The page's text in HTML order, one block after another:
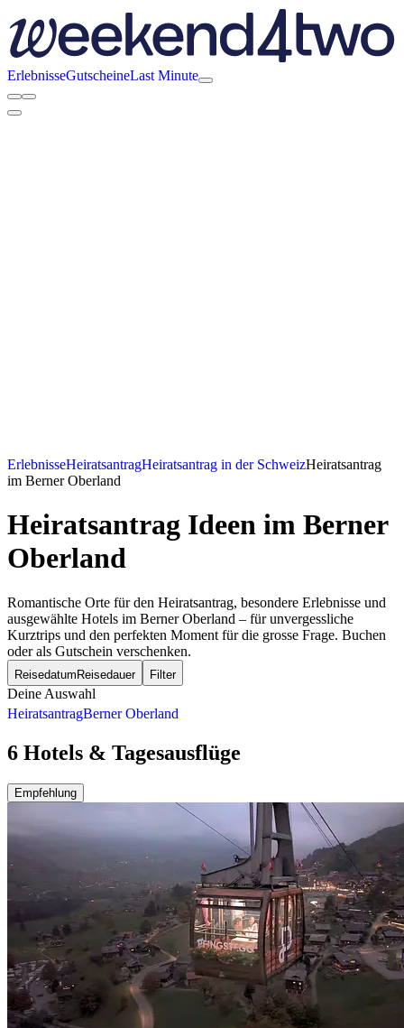
ErlebnisseGutscheineLast Minute
ErlebnisseHeiratsantragHeiratsantrag in der SchweizHeiratsantrag
im Berner Oberland
Heiratsantrag Ideen im Berner
Oberland
Romantische Orte für den Heiratsantrag, besondere Erlebnisse und
ausgewählte Hotels im Berner Oberland – für unvergessliche
Kurztrips und den perfekten Moment für die grosse Frage. Buchen
oder als Gutschein verschenken.
Reisedatum Reisedauer Filter
Deine Auswahl
HeiratsantragBerner Oberland
6 Hotels & Tagesausflüge
Empfehlung